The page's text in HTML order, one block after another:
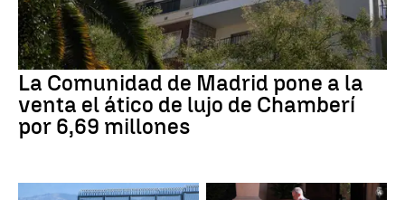
La Comunidad de Madrid pone a la
venta el ático de lujo de Chamberí
por 6,69 millones